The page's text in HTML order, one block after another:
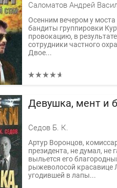
Осенним вечером у моста
бандиты группировки
провокацию, в
сотрудники частного
Двое...
Девушка, мент и
Седов Б. К.
Артур Воронцов,
президента, не думал, не
выльется его
рыжеволосой красавице
угодившей в лапы...